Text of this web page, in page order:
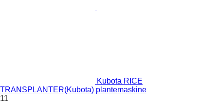
Kubota RICE
TRANSPLANTER(Kubota) plantemaskine
11